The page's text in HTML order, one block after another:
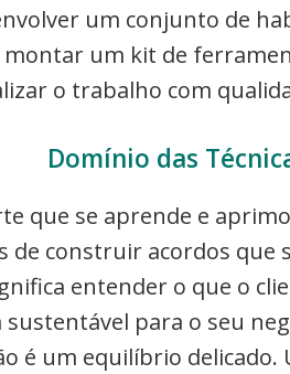
um conjunto de
montar um kit de
o trabalho com
Domínio das
que se aprende e
de construir acordos que
entender o que o
para o seu
é um equilíbrio